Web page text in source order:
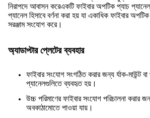
নিরাপদে আবাসন করেএকটি ফাইবার অপটিক প্যাচ প্যানেল
প্যানেল হিসাবে বর্ণনা করা হয় যা একাধিক ফাইবার
সরঞ্জাম সংযোগ করে।
অ্যাডাপ্টার প্লেটের ব্যবহার
ফাইবার সংযোগ সংগঠিত করার জন্য র্যাক-মাউন্ট বা
প্যানেলগুলিতে ব্যবহৃত হয়।
উচ্চ পরিমাণের ফাইবার সংযোগ পরিচালনা করার
অবকাঠামোতে পাওয়া যায়।